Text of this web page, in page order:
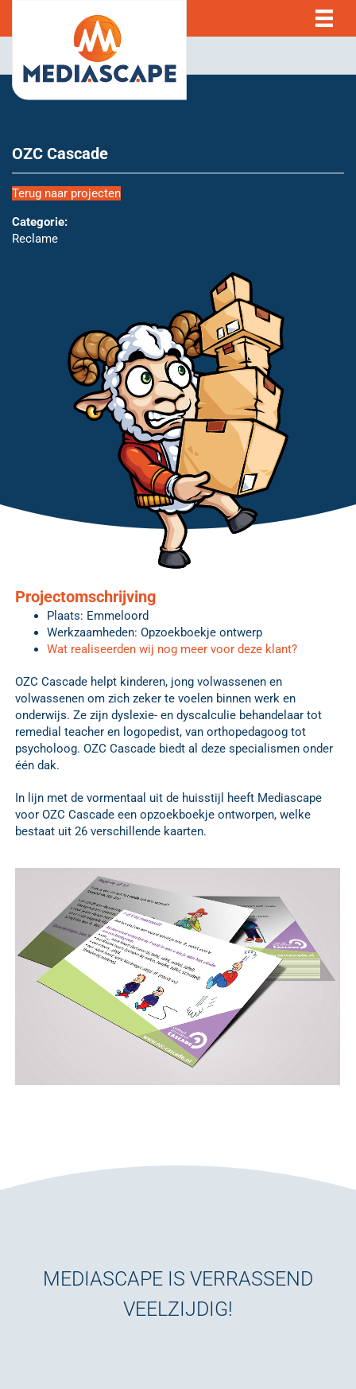
OZC Cascade
Terug naar projecten
Categorie:
Reclame
Projectomschrijving
Plaats: Emmeloord
Werkzaamheden: Opzoekboekje ontwerp
Wat realiseerden wij nog meer voor deze klant?
OZC Cascade helpt kinderen, jong volwassenen en
volwassenen om zich zeker te voelen binnen werk en
onderwijs. Ze zijn dyslexie- en dyscalculie behandelaar tot
remedial teacher en logopedist, van orthopedagoog tot
psycholoog. OZC Cascade biedt al deze specialismen onder
één dak.
In lijn met de vormentaal uit de huisstijl heeft Mediascape
voor OZC Cascade een opzoekboekje ontworpen, welke
bestaat uit 26 verschillende kaarten.
MEDIASCAPE IS VERRASSEND
VEELZIJDIG!